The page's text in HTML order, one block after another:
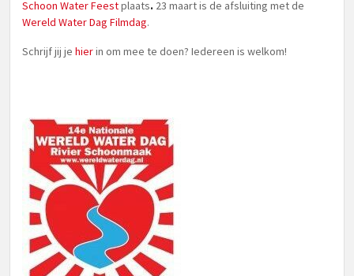
Schoon Water Feestplaats. 23 maart is de afsluiting met de
Wereld Water Dag Filmdag.
Schrijf jij je hierin om mee te doen? Iedereen is welkom!